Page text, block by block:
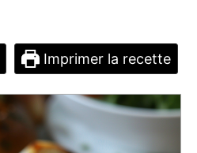
Imprimer la recette